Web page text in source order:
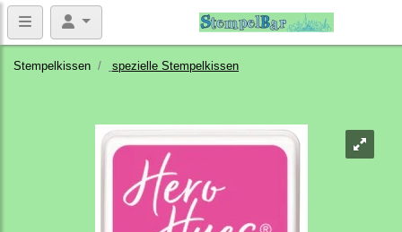
Stempelkissen spezielle Stempelkissen